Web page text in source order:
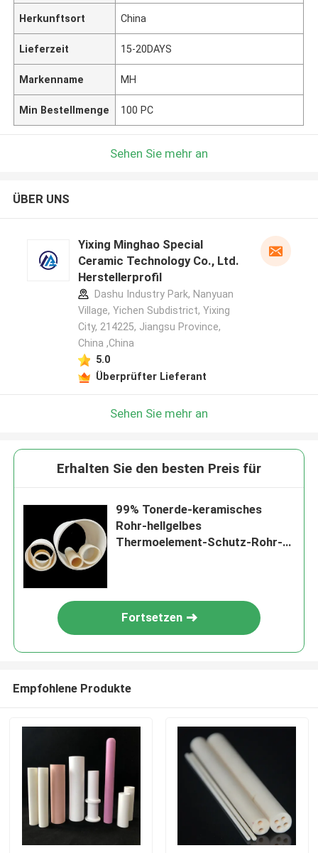
Herkunftsort China
Lieferzeit 15-20DAYS
Markenname MH
Min Bestellmenge 100 PC
Sehen Sie mehr an
ÜBER UNS
Yixing Minghao Special
Ceramic Technology Co., Ltd.
Herstellerprofil
Dashu Industry Park, Nanyuan
Village, Yichen Subdistrict, Yixing
City, 214225, Jiangsu Province,
China ,China
5.0
Überprüfter Lieferant
Sehen Sie mehr an
Erhalten Sie den besten Preis für
99% Tonerde-keramisches
Rohr-hellgelbes
Thermoelement-Schutz-Rohr-
Fortsetzen
Empfohlene Produkte